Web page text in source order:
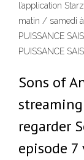
l’application
matin / samedi à
PUISSANCE
PUISSANCE
Sons of
regarder
episode